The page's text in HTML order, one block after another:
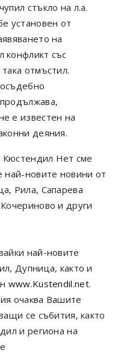
стъкло на л.а.
установен от
на
конфликт със
отмъстил.
е известен на
деяния.
Кюстендил Нет сме
най-новите новини от
Рила, Сапарева
и други
най-новите
Дупница, както и
www.Kustendil.net.
очаква Вашите
се събития, както
и региона на